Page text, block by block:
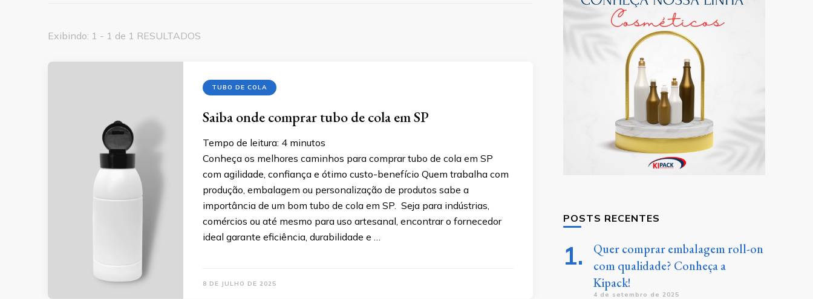
Exibindo: 1 - 1 de 1 RESULTADOS
TUBO DE COLA
Saiba onde comprar tubo de cola em SP
Tempo de leitura: 4 minutos
Conheça os melhores caminhos para comprar tubo de cola em SP
com agilidade, confiança e ótimo custo-benefício Quem trabalha com
produção, embalagem ou personalização de produtos sabe a
importância de um bom tubo de cola em SP. Seja para indústrias,
comércios ou até mesmo para uso artesanal, encontrar o fornecedor
ideal garante eficiência, durabilidade e …
8 DE JULHO DE 2025
POSTS RECENTES
Quer comprar embalagem roll-on
com qualidade? Conheça a
Kipack!
4 de setembro de 2025